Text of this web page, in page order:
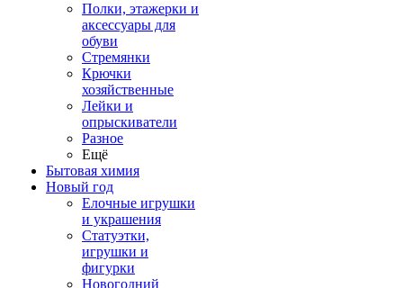
Полки, этажерки и
аксессуары для
обуви
Стремянки
Крючки
хозяйственные
Лейки и
опрыскиватели
Разное
Ещё
Бытовая химия
Новый год
Елочные игрушки
и украшения
Статуэтки,
игрушки и
фигурки
Новогодний